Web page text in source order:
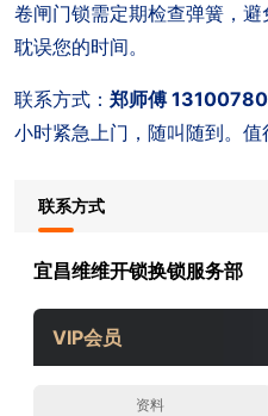
卷闸门锁需定期检查弹簧，避
耽误您的时间。
联系方式： 郑师傅
小时紧急上门，随叫随到。值
联系方式
宜昌维维开锁换锁服务部
VIP会员
资料